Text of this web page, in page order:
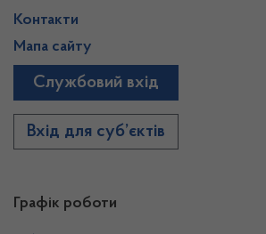
Графік роботи
Контакти
Мапа сайту
Службовий вхід
Вхід для суб’єктів